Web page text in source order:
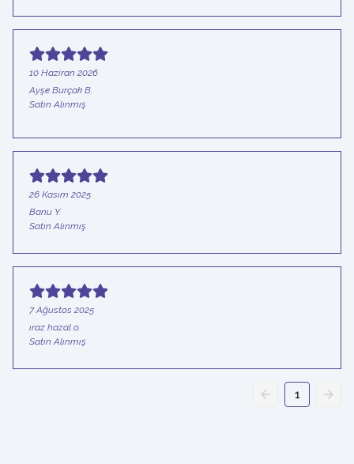
10 Haziran 2026
Ayşe Burçak B.
Satın Alınmış
26 Kasım 2025
Banu Y.
Satın Alınmış
7 Ağustos 2025
ıraz hazal o.
Satın Alınmış
1